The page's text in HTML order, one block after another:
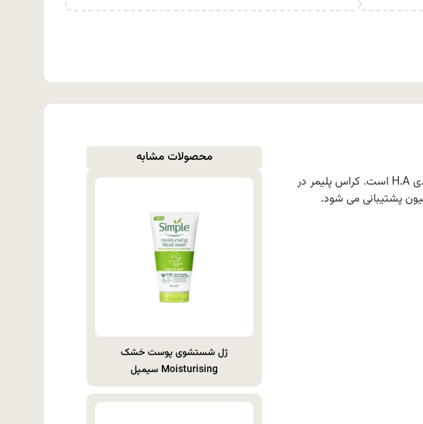
این محصول فرمول ترکیبی از اسید هیالورونیک با وزن مولکولی کم، متوسط و بالا و همچنین نسل بعدی H.A است. کراس پلیمر در
محصولات مشابه
ژل شستشوی پوست خشک
Moisturising سیمپل